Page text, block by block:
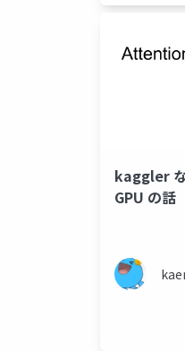
kaggler
GPU の話